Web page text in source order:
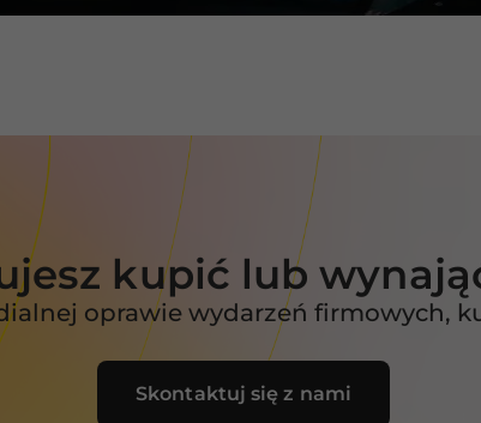
kupić lub
oprawie wydarzeń firmowych,
Skontaktuj się z nami
Abyśmy mogli
na podstawie
tego, jak
strona jest
używana.
Doświadczenie
Aby nasza strona
działała jak
najlepiej podczas